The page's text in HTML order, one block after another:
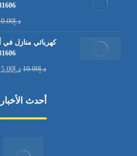
د.إ
د.إ10.00 د.إ5.00
أحدث الأخبار